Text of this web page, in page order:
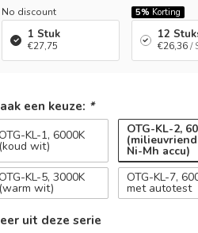
No discount
1 Stuk
€27,75
5% Korting
12
€26,36 /
een keuze: *
KL-1, 6000K
(koud wit)
OTG-KL-2,
Ni-Mh accu)
KL-5, 3000K
(warm wit)
OTG-KL-7,
met autotest
uit deze serie